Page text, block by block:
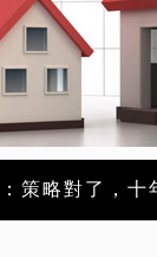
策略對了，十